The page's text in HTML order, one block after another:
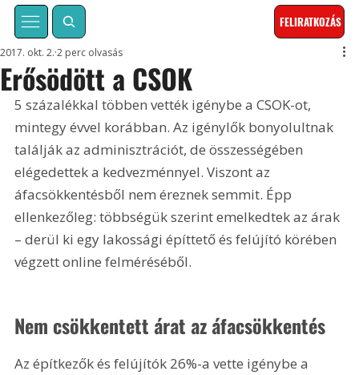
FELIRATKOZÁS
Erősödött a CSOK
2017. okt. 2. 2 perc olvasás
5 százalékkal többen vették igénybe a CSOK-ot,
mintegy évvel korábban. Az igénylők bonyolultnak
találják az adminisztrációt, de összességében
elégedettek a kedvezménnyel. Viszont az
áfacsökkentésből nem éreznek semmit. Épp
ellenkezőleg: többségük szerint emelkedtek az árak
– derül ki egy lakossági építtető és felújító körében
végzett online felméréséből.
Nem csökkentett árat az áfacsökkentés
Az építkezők és felújítók 26%-a vette igénybe a